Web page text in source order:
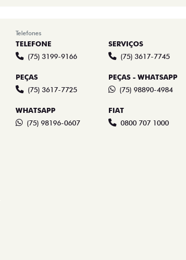
Telefones
TELEFONE
(75) 3199-9166
SERVIÇOS
(75) 3617-7745
PEÇAS
(75) 3617-7725
PEÇAS - WHATSAPP
(75) 98890-4984
WHATSAPP
(75) 98196-0607
FIAT
0800 707 1000